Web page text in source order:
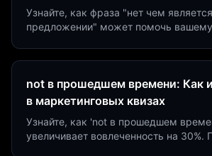
Узнайте, как фраза "нет чем
предложении" может помочь вашему
not в прошедшем времени: Как
в маркетинговых квизах
Узнайте, как 'not в прошедшем
увеличивает вовлеченность на 30%.